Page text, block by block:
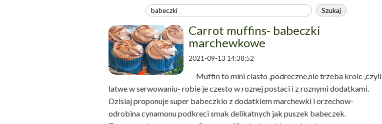
Carrot muffins- babeczki
marchewkowe
2021-09-13 14:38:52
Muffin to mini ciasto ,podreczne,nie trzeba kroic ,czyli
latwe w serwowaniu- robie je czesto w roznej postaci i z roznymi dodatkami.
Dzisiaj proponuje super babeczkio z dodatkiem marchewki i orzechow-
odrobina cynamonu podkreci smak delikatnych jak puszek babeczek.